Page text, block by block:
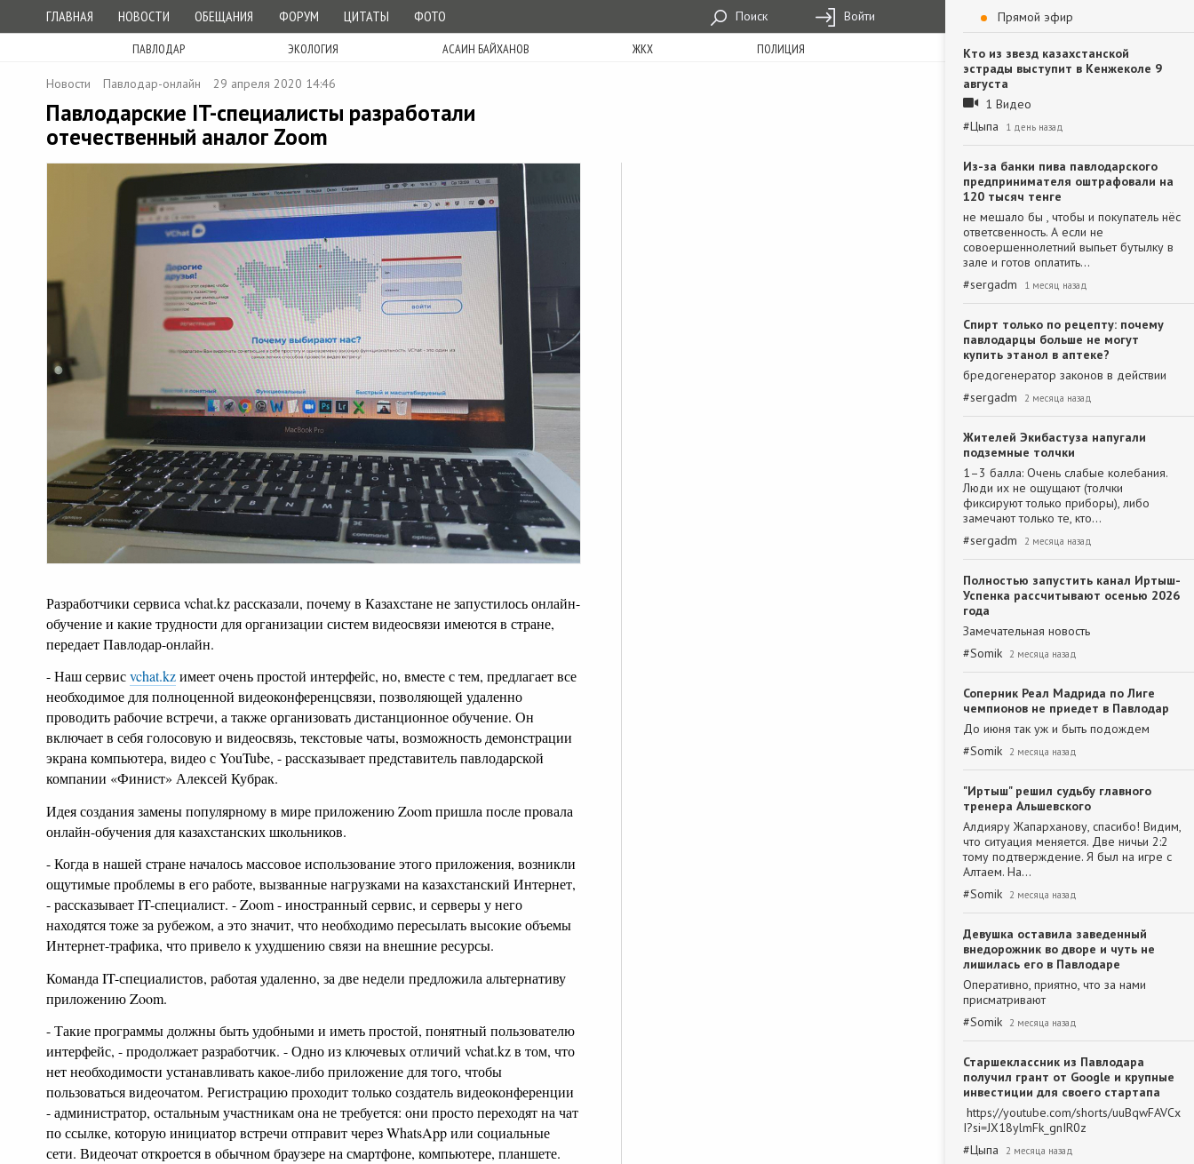
ГЛАВНАЯ НОВОСТИ ОБЕЩАНИЯ ФОРУМ ЦИТАТЫ ФОТО Поиск Войти
ПАВЛОДАР ЭКОЛОГИЯ АСАИН БАЙХАНОВ ЖКХ ПОЛИЦИЯ
Новости Павлодар-онлайн 29 апреля 2020 14:46
Павлодарские IT-специалисты разработали
отечественный аналог Zoom
Разработчики сервиса vchat.kz рассказали, почему в Казахстане не запустилось онлайн-
обучение и какие трудности для организации систем видеосвязи имеются в стране,
передает Павлодар-онлайн.
- Наш сервисvchat.kzимеет очень простой интерфейс, но, вместе с тем, предлагает все
необходимое для полноценной видеоконференцсвязи, позволяющей удаленно
проводить рабочие встречи, а также организовать дистанционное обучение. Он
включает в себя голосовую и видеосвязь, текстовые чаты, возможность демонстрации
экрана компьютера, видео с YouTube, - рассказывает представитель павлодарской
компании «Финист» Алексей Кубрак.
Идея создания замены популярному в мире приложению Zoom пришла после провала
онлайн-обучения для казахстанских школьников.
- Когда в нашей стране началось массовое использование этого приложения, возникли
ощутимые проблемы в его работе, вызванные нагрузками на казахстанский Интернет,
- рассказывает IT-специалист. - Zoom - иностранный сервис, и серверы у него
находятся тоже за рубежом, а это значит, что необходимо пересылать высокие объемы
Интернет-трафика, что привело к ухудшению связи на внешние ресурсы.
Команда IT-специалистов, работая удаленно, за две недели предложила альтернативу
приложению Zoom.
- Такие программы должны быть удобными и иметь простой, понятный пользователю
интерфейс, - продолжает разработчик. - Одно из ключевых отличий vchat.kz в том, что
нет необходимости устанавливать какое-либо приложение для того, чтобы
пользоваться видеочатом. Регистрацию проходит только создатель видеоконференции
- администратор, остальным участникам она не требуется: они просто переходят на чат
по ссылке, которую инициатор встречи отправит через WhatsApp или социальные
сети. Видеочат откроется в обычном браузере на смартфоне, компьютере, планшете.
Прямой эфир
Кто из звезд казахстанской
эстрады выступит в Кенжеколе 9
августа
1 Видео
#Цыпа 1 день назад
Из-за банки пива павлодарского
предпринимателя оштрафовали на
120 тысяч тенге
не мешало бы , чтобы и покупатель нёс
ответсвенность. А если не
совоершеннолетний выпьет бутылку в
зале и готов оплатить…
#sergadm 1 месяц назад
Спирт только по рецепту: почему
павлодарцы больше не могут
купить этанол в аптеке?
бредогенератор законов в действии
#sergadm 2 месяца назад
Жителей Экибастуза напугали
подземные толчки
1–3 балла: Очень слабые колебания.
Люди их не ощущают (толчки
фиксируют только приборы), либо
замечают только те, кто…
#sergadm 2 месяца назад
Полностью запустить канал Иртыш-
Успенка рассчитывают осенью 2026
года
Замечательная новость
#Somik 2 месяца назад
Соперник Реал Мадрида по Лиге
чемпионов не приедет в Павлодар
До июня так уж и быть подождем
#Somik 2 месяца назад
"Иртыш" решил судьбу главного
тренера Альшевского
Алдияру Жапарханову, спасибо! Видим,
что ситуация меняется. Две ничьи 2:2
тому подтверждение. Я был на игре с
Алтаем. На…
#Somik 2 месяца назад
Девушка оставила заведенный
внедорожник во дворе и чуть не
лишилась его в Павлодаре
Оперативно, приятно, что за нами
присматривают
#Somik 2 месяца назад
Старшеклассник из Павлодара
получил грант от Google и крупные
инвестиции для своего стартапа
https://youtube.com/shorts/uuBqwFAVCx
I?si=JX18ylmFk_gnIR0z
#Цыпа 2 месяца назад